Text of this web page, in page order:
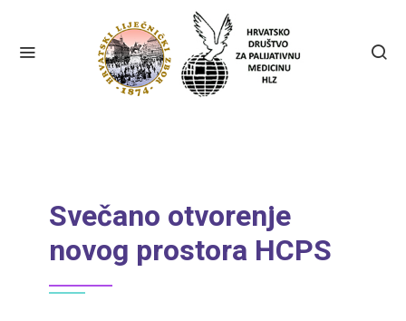
Svečano otvorenje
novog prostora HCPS